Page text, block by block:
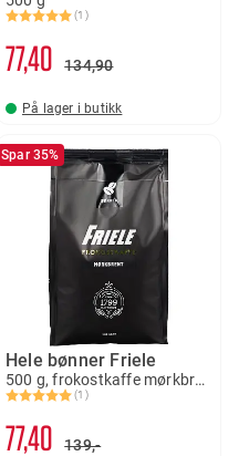
Karakter:
(1)
5.0 av 5 mulige
7740 134 90
På lager i butikk
Spar 35%
Hele bønner Friele
500 g, frokostkaffe mørkbrent
Karakter:
(1)
5.0 av 5 mulige
7740 139,-